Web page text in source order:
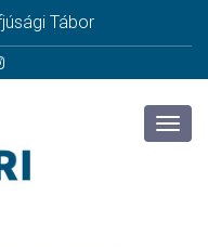
Tábor